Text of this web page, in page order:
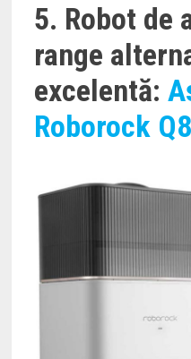
5. Robot de
range
excelentă:
Roborock